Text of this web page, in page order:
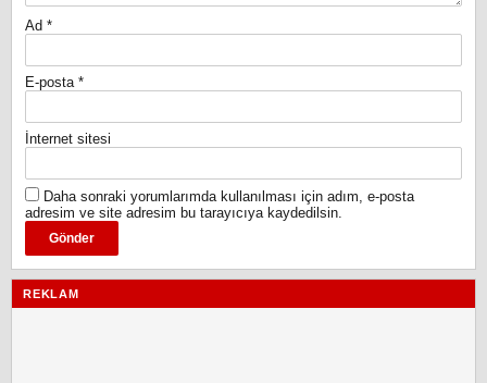
Ad *
E-posta *
İnternet sitesi
Daha sonraki yorumlarımda kullanılması için adım, e-posta
adresim ve site adresim bu tarayıcıya kaydedilsin.
REKLAM